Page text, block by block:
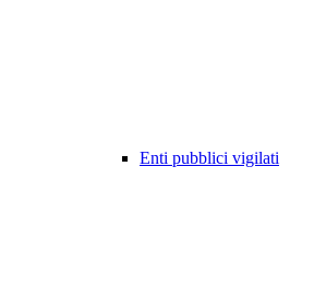
Enti pubblici vigilati